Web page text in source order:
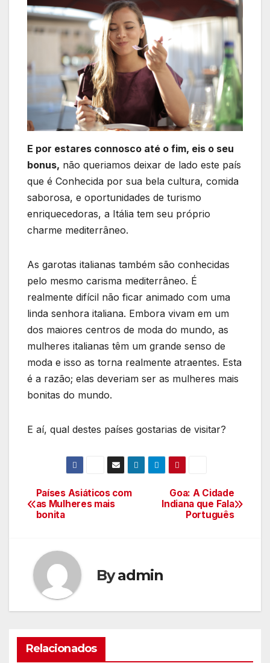
E por estares connosco até o fim, eis o seu
bonus, não queriamos deixar de lado este país
que é Conhecida por sua bela cultura, comida
saborosa, e oportunidades de turismo
enriquecedoras, a Itália tem seu próprio
charme mediterrâneo.
As garotas italianas também são conhecidas
pelo mesmo carisma mediterrâneo. É
realmente difícil não ficar animado com uma
linda senhora italiana. Embora vivam em um
dos maiores centros de moda do mundo, as
mulheres italianas têm um grande senso de
moda e isso as torna realmente atraentes. Esta
é a razão; elas deveriam ser as mulheres mais
bonitas do mundo.
E aí, qual destes países gostarias de visitar?
Navegação
de
Post
Goa: A Cidade
Indiana que Fala
Português
Países Asiáticos com
as Mulheres mais
bonita
Byadmin
Relacionados